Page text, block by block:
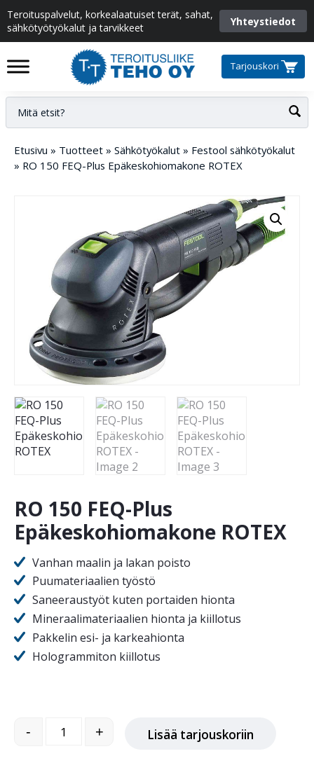
Teroituspalvelut, korkealaatuiset terät, sahat,
sähkötyötyökalut ja tarvikkeet
Yhteystiedot
Tarjouskori
Etusivu » Tuotteet » Sähkötyökalut » Festool sähkötyökalut
» RO 150 FEQ-Plus Epäkeskohiomakone ROTEX
RO 150 FEQ-Plus
Epäkeskohiomakone ROTEX
Vanhan maalin ja lakan poisto
Puumateriaalien työstö
Saneeraustyöt kuten portaiden hionta
Mineraalimateriaalien hionta ja kiillotus
Pakkelin esi- ja karkeahionta
Hologrammiton kiillotus
RO 150 FEQ-Plus Epäkeskohiomakone ROTEX määrä
- + Lisää tarjouskoriin